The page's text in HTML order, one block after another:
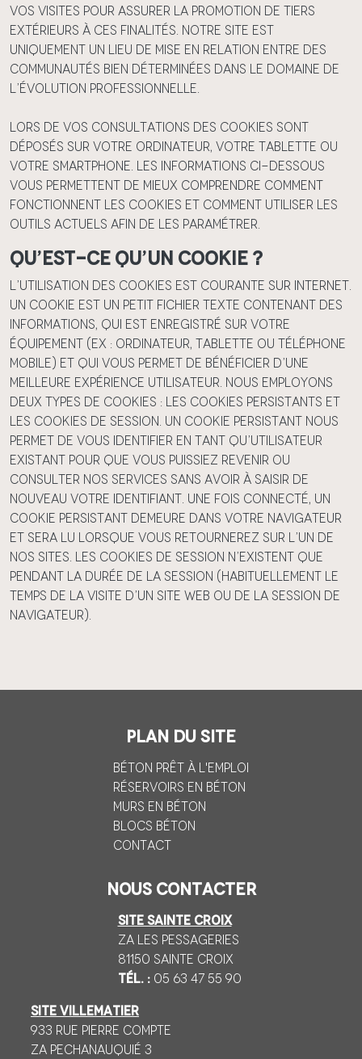
vos visites pour assurer la promotion de tiers
extérieurs à ces finalités. Notre Site est
uniquement un lieu de mise en relation entre des
communautés bien déterminées dans le domaine de
l’évolution professionnelle.
Lors de vos consultations des cookies sont
déposés sur votre ordinateur, votre tablette ou
votre smartphone. Les informations ci-dessous
vous permettent de mieux comprendre comment
fonctionnent les cookies et comment utiliser les
outils actuels afin de les paramétrer.
Qu’est-ce qu’un cookie ?
L’utilisation des cookies est courante sur Internet.
Un cookie est un petit fichier texte contenant des
informations, qui est enregistré sur votre
équipement (ex : ordinateur, tablette ou téléphone
mobile) et qui vous permet de bénéficier d’une
meilleure expérience utilisateur. Nous employons
deux types de cookies : les cookies persistants et
les cookies de session. Un cookie persistant nous
permet de vous identifier en tant qu’utilisateur
existant pour que vous puissiez revenir ou
consulter nos Services sans avoir à saisir de
nouveau votre identifiant. Une fois connecté, un
cookie persistant demeure dans votre navigateur
et sera lu lorsque vous retournerez sur l’un de
nos Sites. Les cookies de session n’existent que
pendant la durée de la session (habituellement le
temps de la visite d’un site web ou de la session de
navigateur).
Plan du site
Béton prêt à l'emploi
Réservoirs en béton
Murs en béton
Blocs béton
Contact
Nous contacter
SITE SAINTE CROIX
ZA Les Pessageries
81150 Sainte CROIX
Tél. : 05 63 47 55 90
SITE VILLEMATIER
933 Rue Pierre Compte
ZA Pechanauquié 3